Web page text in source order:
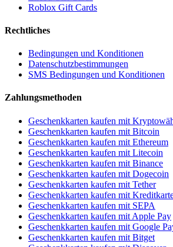
Roblox Gift Cards
Rechtliches
Bedingungen und Konditionen
Datenschutzbestimmungen
SMS Bedingungen und Konditionen
Zahlungsmethoden
Geschenkkarten kaufen mit
Geschenkkarten kaufen mit Bitcoin
Geschenkkarten kaufen mit Ethereum
Geschenkkarten kaufen mit Litecoin
Geschenkkarten kaufen mit Binance
Geschenkkarten kaufen mit Dogecoin
Geschenkkarten kaufen mit Tether
Geschenkkarten kaufen mit
Geschenkkarten kaufen mit SEPA
Geschenkkarten kaufen mit Apple Pay
Geschenkkarten kaufen mit Google
Geschenkkarten kaufen mit Bitget